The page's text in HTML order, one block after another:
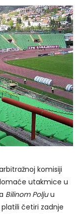
komisiji
utakmice u
Bilinom Poljuu
četiri zadnje